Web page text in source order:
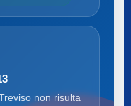
non risulta